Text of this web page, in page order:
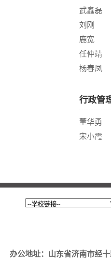
武鑫磊
刘刚
鹿宽
任仲靖
杨春凤
行政管
董华勇
宋小霞
办公地址：山东省济南市经十